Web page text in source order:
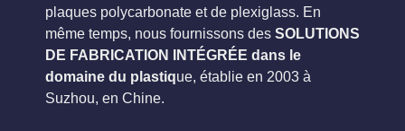
plaques polycarbonate et de plexiglass. En
même temps, nous fournissons des SOLUTIONS
DE FABRICATION INTÉGRÉE dans le
domaine du plastique, établie en 2003 à
Suzhou, en Chine.